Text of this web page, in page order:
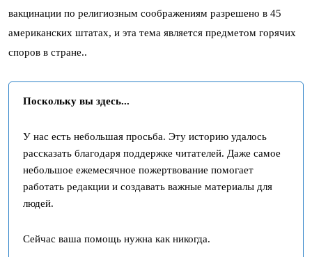
вакцинации по религиозным соображениям разрешено в 45
американских штатах, и эта тема является предметом горячих
споров в стране..
Поскольку вы здесь...
У нас есть небольшая просьба. Эту историю удалось
рассказать благодаря поддержке читателей. Даже самое
небольшое ежемесячное пожертвование помогает
работать редакции и создавать важные материалы для
людей.
Сейчас ваша помощь нужна как никогда.